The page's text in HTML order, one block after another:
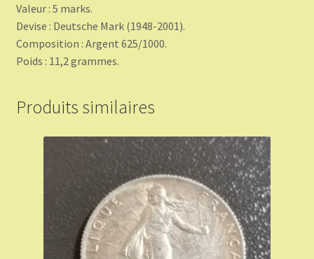
Valeur : 5 marks.
Devise : Deutsche Mark (1948-2001).
Composition : Argent 625/1000.
Poids : 11,2 grammes.
Produits similaires